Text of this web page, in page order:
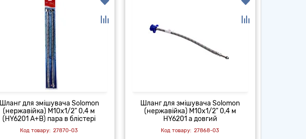
Шланг для змішувача Solomon
(нержавійка) М10х1/2" 0,4 м
(HY6201 A+B) пара в блістері
27870-03
Шланг для змішувача Solomon
(нержавійка) М10х1/2" 0,4 м
HY6201 a довгий
27868-03